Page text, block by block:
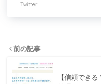
Twitter
前の記事
【信頼でき